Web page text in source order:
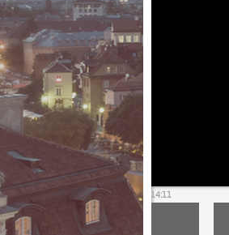
08/08 13:56 08/08 14:11